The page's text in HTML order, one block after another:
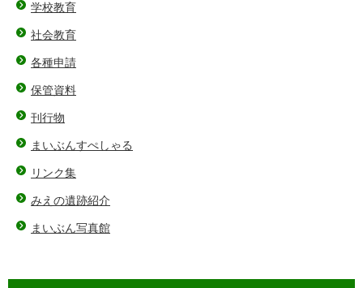
学校教育
社会教育
各種申請
保管資料
刊行物
まいぶんすぺしゃる
リンク集
みえの遺跡紹介
まいぶん写真館